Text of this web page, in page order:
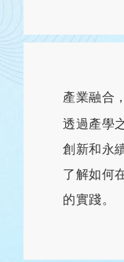
產業融合
透過產學
創新和永
了解如何
的實踐。